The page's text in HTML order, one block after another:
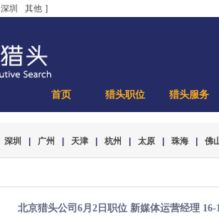
深圳 其他 ]
首页 猎头职位 猎头服务
深圳 广州 天津 杭州 太原 珠海 佛
北京猎头公司6月2日职位 新媒体运营经理 16-